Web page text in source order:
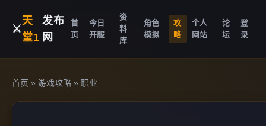
⚔️
天
堂1
发布
网
首
页
今日
开服
资
料
库
角色
模拟
攻
略
个人
网站
论
坛
登
录
首页 » 游戏攻略 » 职业